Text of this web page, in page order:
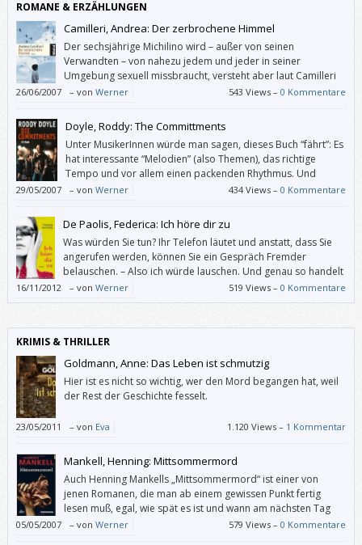
ROMANE & ERZÄHLUNGEN
Camilleri, Andrea: Der zerbrochene Himmel
Der sechsjährige Michilino wird – außer von seinen
Verwandten – von nahezu jedem und jeder in seiner
Umgebung sexuell missbraucht, versteht aber laut Camilleri
nicht, was ihm da angetan wird. – Das ist für mich ein etwas
lang geratener Altherren-Witz, den ich auch noch abstoßend finde.
26/06/2007 – von Werner 543 Views –0 Kommentare
Doyle, Roddy: The Committments
Unter MusikerInnen würde man sagen, dieses Buch “fährt”: Es
hat interessante “Melodien” (also Themen), das richtige
Tempo und vor allem einen packenden Rhythmus. Und
humorvoll ist es auch.
29/05/2007 – von Werner 434 Views –0 Kommentare
De Paolis, Federica: Ich höre dir zu
Was würden Sie tun? Ihr Telefon läutet und anstatt, dass Sie
angerufen werden, können Sie ein Gespräch Fremder
belauschen. – Also ich würde lauschen. Und genau so handelt
Diego. – Leider hat De Paolis dieser Figur ein Geheimnis
angedichtet, dessen Enthüllung den guten Eindruck zerstört, den der
16/11/2012 – von Werner 519 Views –0 Kommentare
KRIMIS & THRILLER
Goldmann, Anne: Das Leben ist schmutzig
Hier ist es nicht so wichtig, wer den Mord begangen hat, weil
der Rest der Geschichte fesselt.
23/05/2011 – von Eva 1.120 Views – 1 Kommentar
Mankell, Henning: Mittsommermord
Auch Henning Mankells „Mittsommermord“ ist einer von
jenen Romanen, die man ab einem gewissen Punkt fertig
lesen muß, egal, wie spät es ist und wann am nächsten Tag
der Wecker läuten wird. Dabei „kennt“ der Leser den Täter in
diesem Buch von Anfang an.
05/05/2007 – von Werner 579 Views –0 Kommentare